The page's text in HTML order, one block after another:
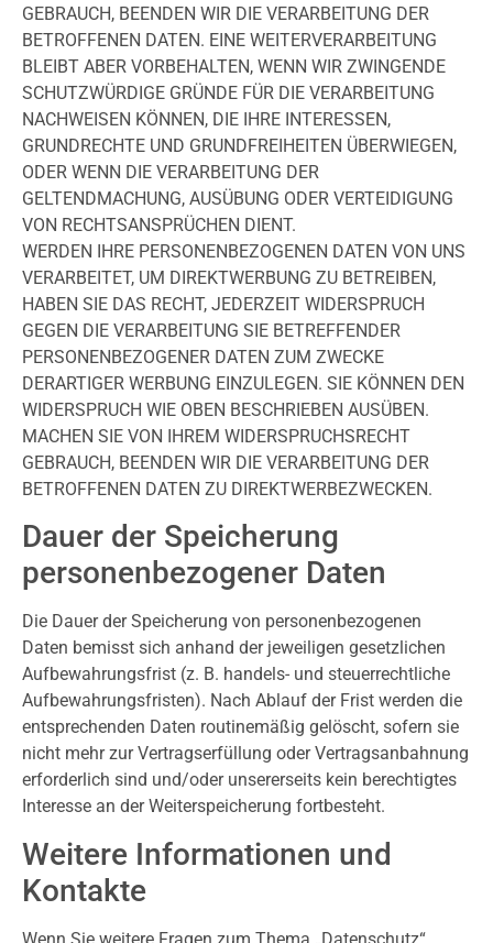
GEBRAUCH, BEENDEN WIR DIE VERARBEITUNG DER
BETROFFENEN DATEN. EINE WEITERVERARBEITUNG
BLEIBT ABER VORBEHALTEN, WENN WIR ZWINGENDE
SCHUTZWÜRDIGE GRÜNDE FÜR DIE VERARBEITUNG
NACHWEISEN KÖNNEN, DIE IHRE INTERESSEN,
GRUNDRECHTE UND GRUNDFREIHEITEN ÜBERWIEGEN,
ODER WENN DIE VERARBEITUNG DER
GELTENDMACHUNG, AUSÜBUNG ODER VERTEIDIGUNG
VON RECHTSANSPRÜCHEN DIENT.
WERDEN IHRE PERSONENBEZOGENEN DATEN VON UNS
VERARBEITET, UM DIREKTWERBUNG ZU BETREIBEN,
HABEN SIE DAS RECHT, JEDERZEIT WIDERSPRUCH
GEGEN DIE VERARBEITUNG SIE BETREFFENDER
PERSONENBEZOGENER DATEN ZUM ZWECKE
DERARTIGER WERBUNG EINZULEGEN. SIE KÖNNEN DEN
WIDERSPRUCH WIE OBEN BESCHRIEBEN AUSÜBEN.
MACHEN SIE VON IHREM WIDERSPRUCHSRECHT
GEBRAUCH, BEENDEN WIR DIE VERARBEITUNG DER
BETROFFENEN DATEN ZU DIREKTWERBEZWECKEN.
Dauer der Speicherung
personenbezogener Daten
Die Dauer der Speicherung von personenbezogenen
Daten bemisst sich anhand der jeweiligen gesetzlichen
Aufbewahrungsfrist (z. B. handels- und steuerrechtliche
Aufbewahrungsfristen). Nach Ablauf der Frist werden die
entsprechenden Daten routinemäßig gelöscht, sofern sie
nicht mehr zur Vertragserfüllung oder Vertragsanbahnung
erforderlich sind und/oder unsererseits kein berechtigtes
Interesse an der Weiterspeicherung fortbesteht.
Weitere Informationen und
Kontakte